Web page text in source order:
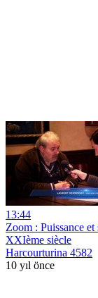
13:44
Zoom : Puissance et
XXIème siècle
Harcourturina 4582
10 yıl önce